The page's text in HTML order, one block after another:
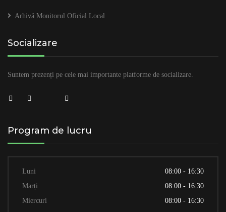
Arhivă Monitorul Oficial Local
Socializare
Suntem prezenți pe cele mai importante platforme de socializare.
Program de lucru
Luni
08:00 - 16:30
Marți
08:00 - 16:30
Miercuri
08:00 - 16:30